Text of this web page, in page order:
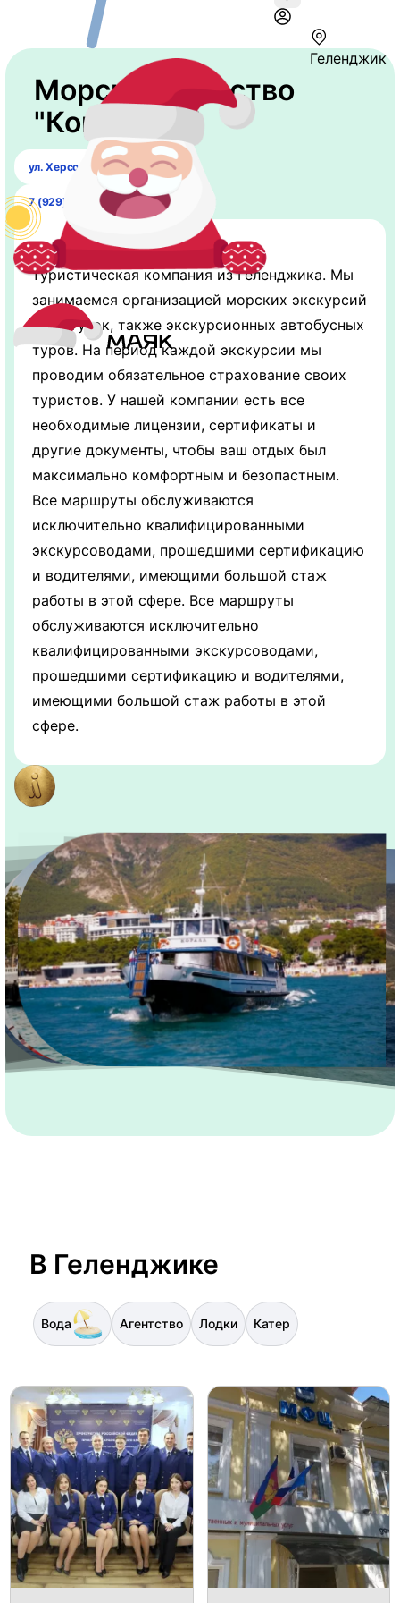
Геленджик
Морское агенство
"Командор"
ул. Херсонская 9, этаж 2
7 (929) 848-12-08
ООО «Командор» — судоходно-
туристическая компания из Геленджика. Мы
занимаемся организацией морских экскурсий
и прогулок, также экскурсионных автобусных
туров. На период каждой экскурсии мы
проводим обязательное страхование своих
туристов. У нашей компании есть все
необходимые лицензии, сертификаты и
другие документы, чтобы ваш отдых был
максимально комфортным и безопастным.
Все маршруты обслуживаются
исключительно квалифицированными
экскурсоводами, прошедшими сертификацию
и водителями, имеющими большой стаж
работы в этой сфере. Все маршруты
обслуживаются исключительно
квалифицированными экскурсоводами,
прошедшими сертификацию и водителями,
имеющими большой стаж работы в этой
сфере.
В Геленджике
Вода Агентство Лодки Катер